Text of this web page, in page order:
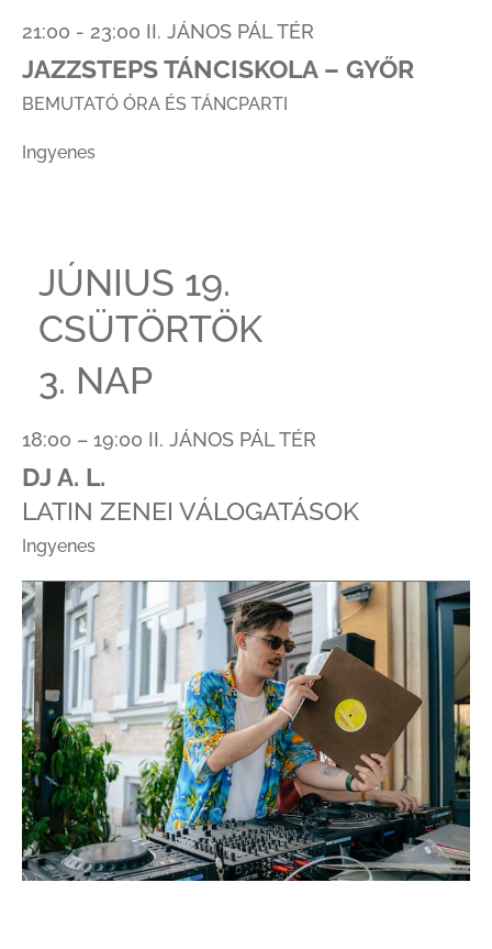
21:00 - 23:00 II. JÁNOS PÁL TÉR
JAZZSTEPS TÁNCISKOLA – GYŐR
BEMUTATÓ ÓRA ÉS TÁNCPARTI
Ingyenes
JÚNIUS 19.
CSÜTÖRTÖK
3. NAP
18:00 – 19:00 II. JÁNOS PÁL TÉR
DJ A. L.
LATIN ZENEI VÁLOGATÁSOK
Ingyenes